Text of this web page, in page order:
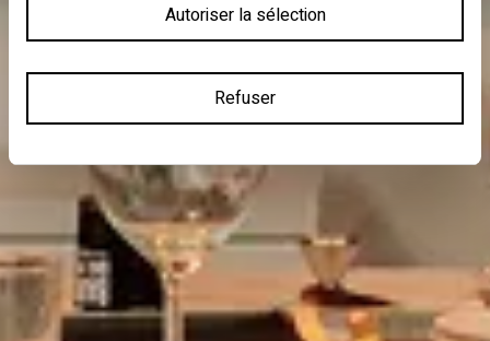
Autoriser la sélection
Refuser